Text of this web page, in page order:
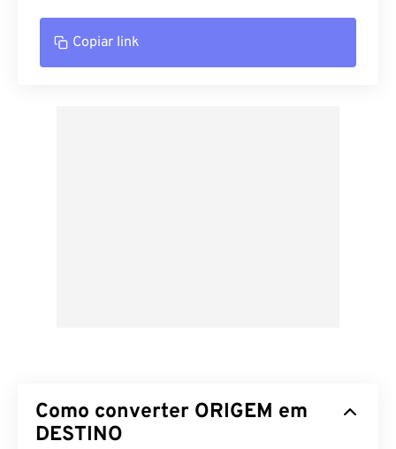
Copiar link
Como converter ORIGEM em
DESTINO